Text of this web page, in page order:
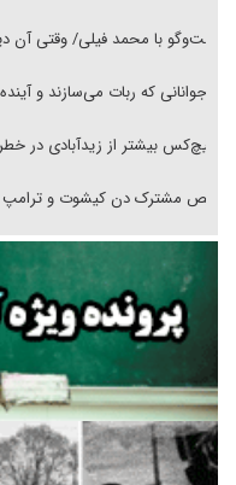
گفت‌وگو با محمد فیلی/ وقتی آن
نوجوانانی که ربات می‌سازند و
هیچ‌کس بیشتر از زیدآبادی در
رقص مشترک دن کیشوت و ترامپ
دنده دولت به واگذاری
غریزه‌ی بقا و آقای باقی و رفقا
جراحی‌های زیبایی با مدرک
گفت‌وگو با همسر یکی از شهدای
انگشت‌های پا شناسایی کردیم